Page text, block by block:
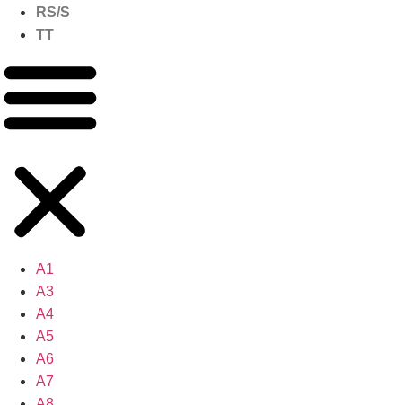
RS/S
TT
A1
A3
A4
A5
A6
A7